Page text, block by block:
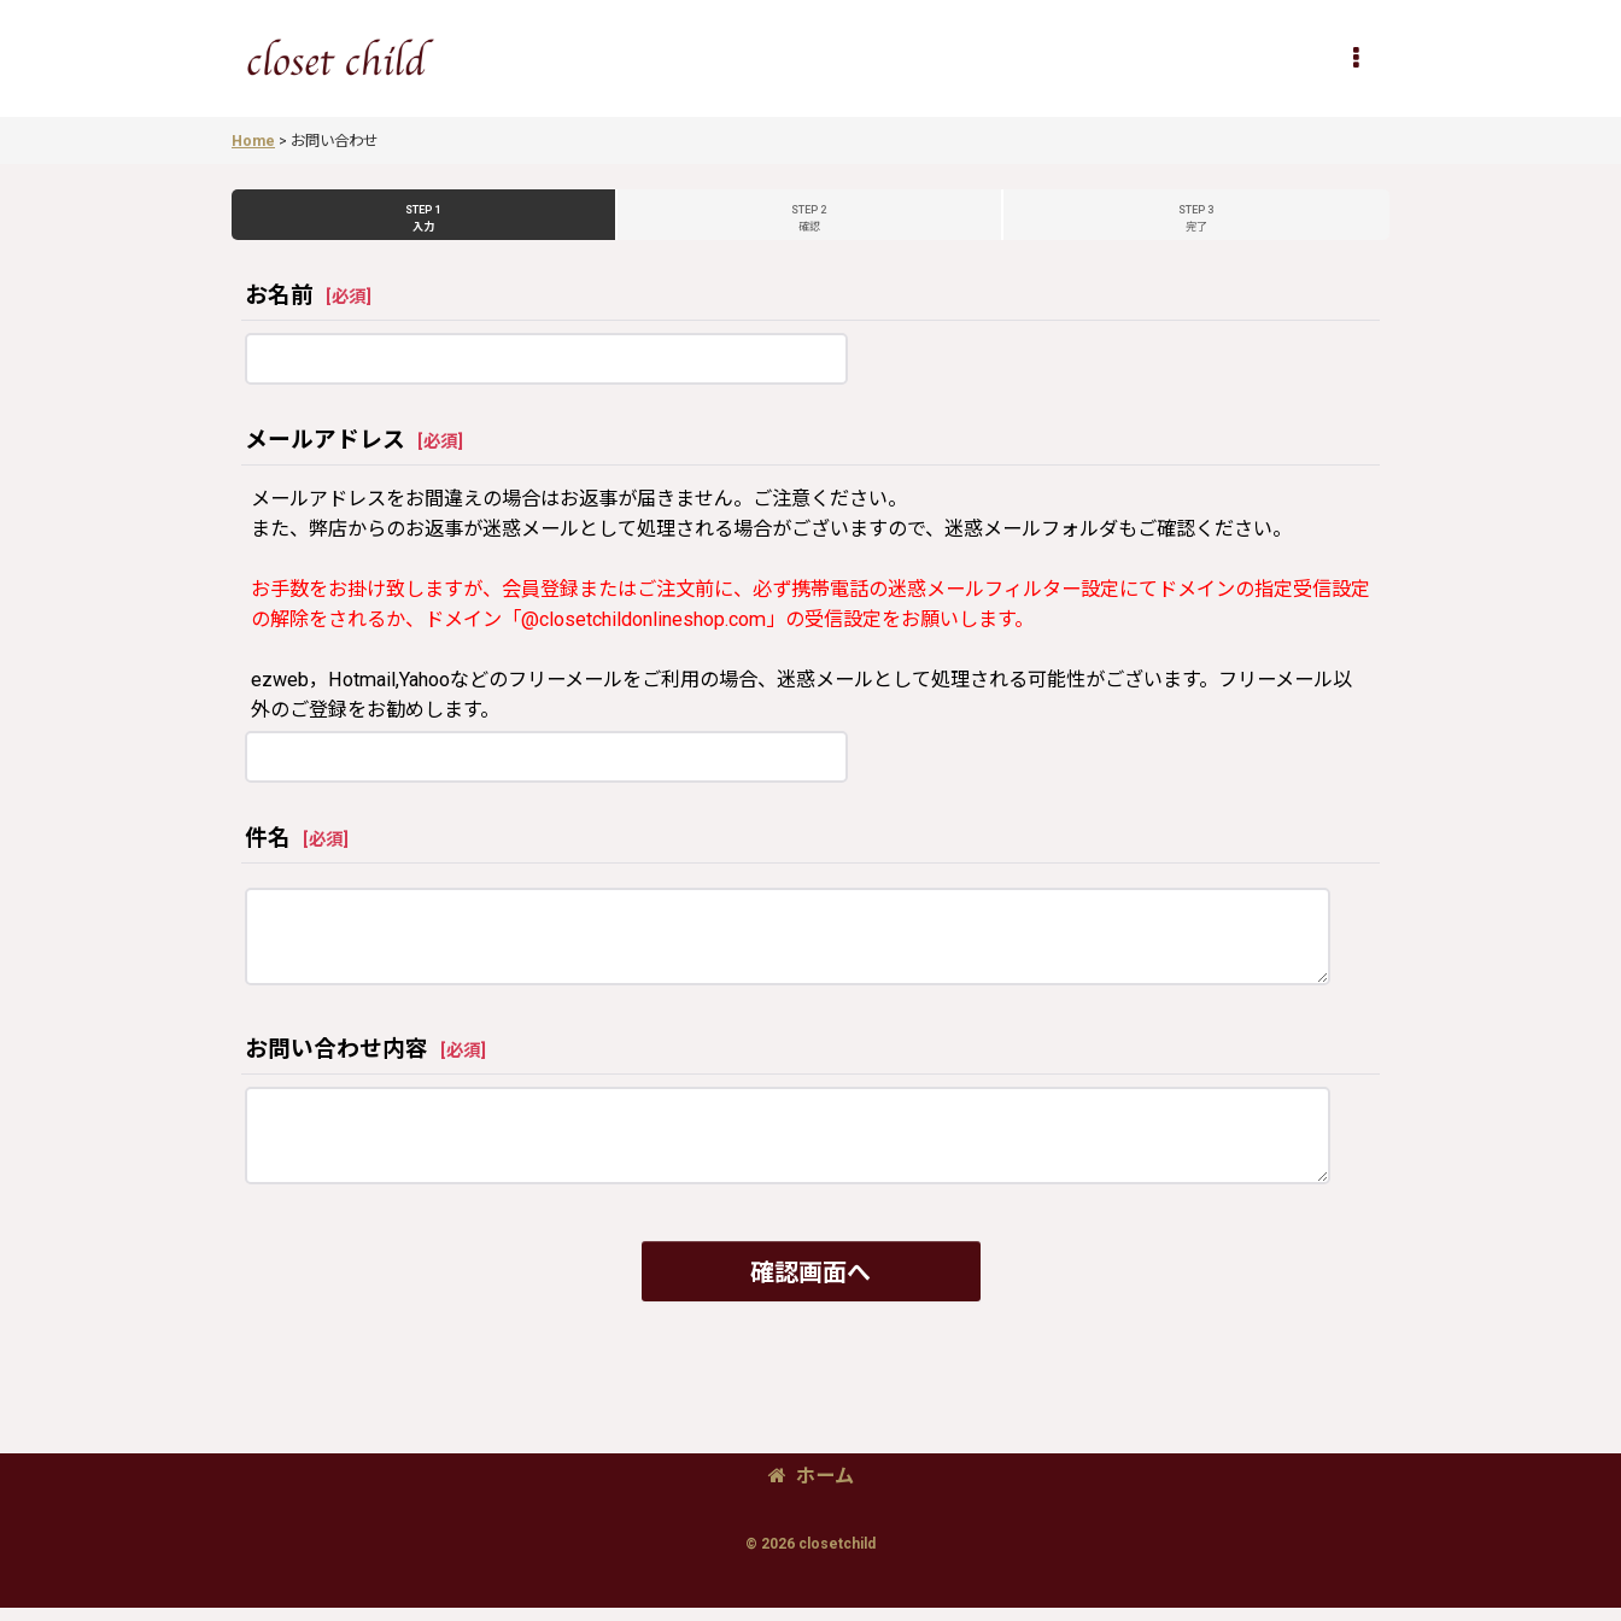
Home > お問い合わせ
STEP 1
入力
STEP 2
確認
STEP 3
完了
お名前 必須
メールアドレス 必須
メールアドレスをお間違えの場合はお返事が届きません。ご注意ください。
また、弊店からのお返事が迷惑メールとして処理される場合がございますので、迷惑メールフォルダもご確認ください。
お手数をお掛け致しますが、会員登録またはご注文前に、必ず携帯電話の迷惑メールフィルター設定にてドメインの指定受信設定
の解除をされるか、ドメイン「@closetchildonlineshop.com」の受信設定をお願いします。
ezweb，Hotmail,Yahooなどのフリーメールをご利用の場合、迷惑メールとして処理される可能性がございます。フリーメール以
外のご登録をお勧めします。
件名 必須
お問い合わせ内容 必須
確認画面へ
ホーム
© 2026 closetchild